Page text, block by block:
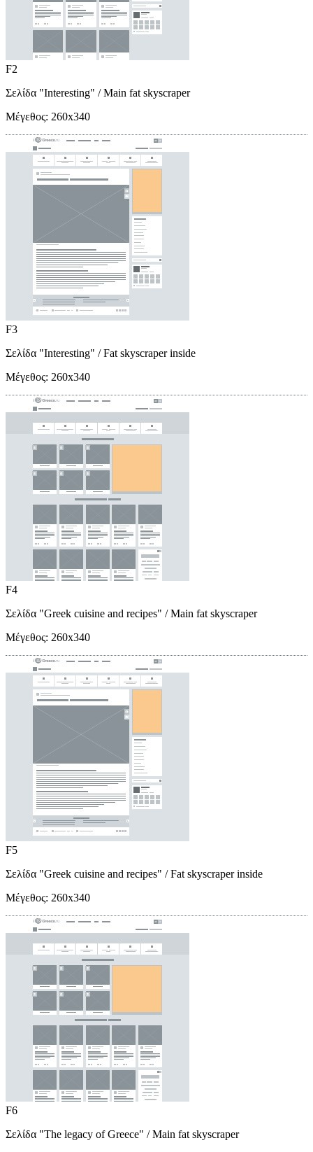
F2
Σελίδα "Interesting" / Main fat skyscraper
Μέγεθος: 260x340
F3
Σελίδα "Interesting" / Fat skyscraper inside
Μέγεθος: 260x340
F4
Σελίδα "Greek cuisine and recipes" / Main fat skyscraper
Μέγεθος: 260x340
F5
Σελίδα "Greek cuisine and recipes" / Fat skyscraper inside
Μέγεθος: 260x340
F6
Σελίδα "The legacy of Greece" / Main fat skyscraper